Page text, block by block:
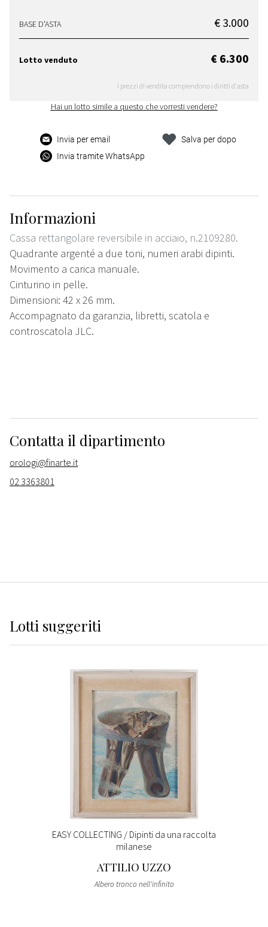
BASE D'ASTA € 3.000
Lotto venduto € 6.300
I prezzi di vendita comprendono i diritti d'asta
Hai un lotto simile a questo che vorresti vendere?
Invia per email
Invia tramite WhatsApp
Salva per dopo
Informazioni
Cassa rettangolare reversibile in acciaio, n.2109280.
Quadrante argenté a due toni, numeri arabi dipinti.
Movimento a carica manuale.
Cinturino in pelle.
Dimensioni: 42 x 26 mm.
Accompagnato da garanzia, libretti, scatola e
controscatola JLC.
Contatta il dipartimento
orologi@finarte.it
02 3363801
Lotti suggeriti
EASY COLLECTING / Dipinti da una raccolta
milanese
ATTILIO UZZO
Albero tronco nell'infinito